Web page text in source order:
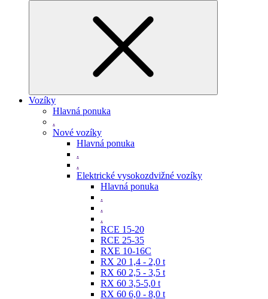
Vozíky
Hlavná ponuka
.
Nové vozíky
Hlavná ponuka
.
.
Elektrické vysokozdvižné vozíky
Hlavná ponuka
.
.
.
RCE 15-20
RCE 25-35
RXE 10-16C
RX 20 1,4 - 2,0 t
RX 60 2,5 - 3,5 t
RX 60 3,5-5,0 t
RX 60 6,0 - 8,0 t